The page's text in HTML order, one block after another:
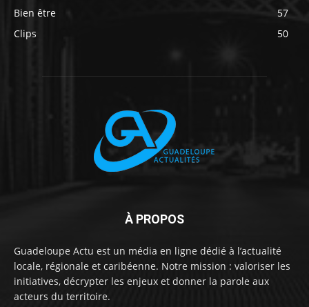
Bien être
57
Clips
50
À PROPOS
Guadeloupe Actu est un média en ligne dédié à l’actualité
locale, régionale et caribéenne. Notre mission : valoriser les
initiatives, décrypter les enjeux et donner la parole aux
acteurs du territoire.